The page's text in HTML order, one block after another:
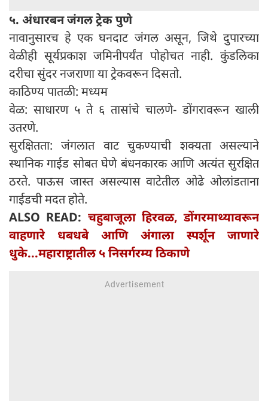
५. अंधारबन जंगल ट्रेक पुणे
नावानुसारच हे एक घनदाट जंगल असून, जिथे दुपारच्या
वेळीही सूर्यप्रकाश जमिनीपर्यंत पोहोचत नाही. कुंडलिका
दरीचा सुंदर नजराणा या ट्रेकवरून दिसतो.
काठिण्य पातळी: मध्यम
वेळ: साधारण ५ ते ६ तासांचे चालणे- डोंगरावरून खाली
उतरणे.
सुरक्षितता: जंगलात वाट चुकण्याची शक्यता असल्याने
स्थानिक गाईड सोबत घेणे बंधनकारक आणि अत्यंत सुरक्षित
ठरते. पाऊस जास्त असल्यास वाटेतील ओढे ओलांडताना
गाईडची मदत होते.
ALSO READ: चहुबाजूला हिरवळ, डोंगरमाथ्यावरून
वाहणारे धबधबे आणि अंगाला स्पर्शून जाणारे
धुके...महाराष्ट्रातील ५ निसर्गरम्य ठिकाणे